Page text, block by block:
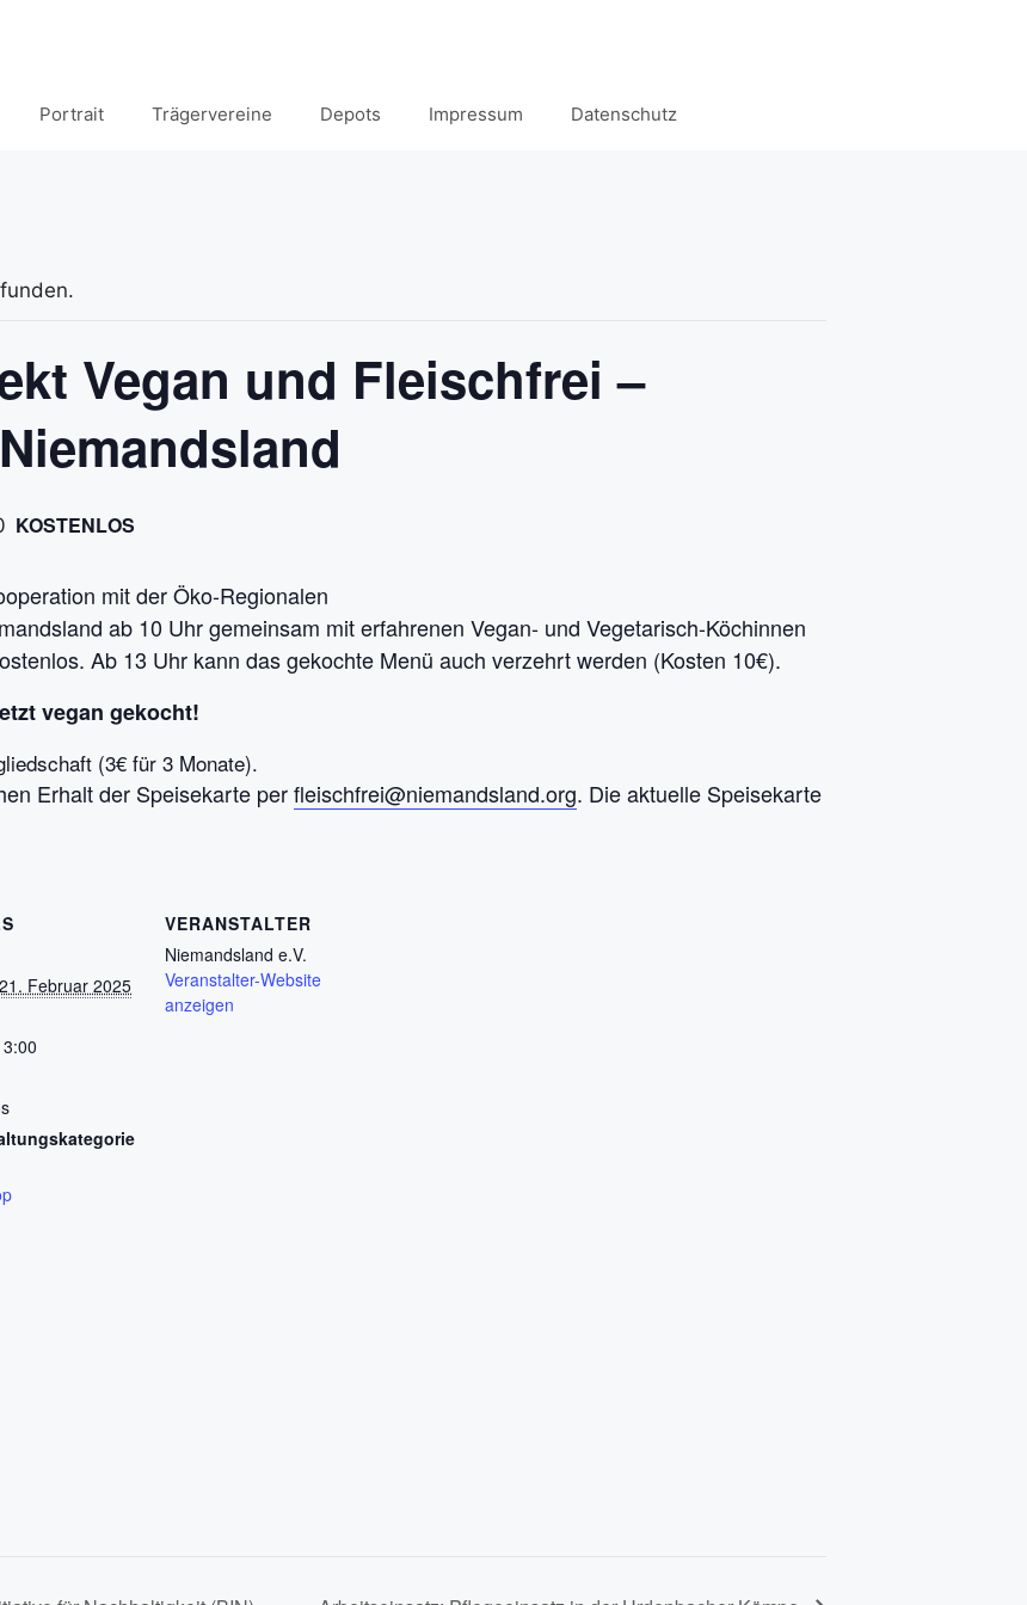
Portrait Trägervereine Depots Impressum Datenschutz
Vegan und Fleischfrei –
KOSTENLOS
mit der Öko-Regionalen
ab 10 Uhr gemeinsam mit erfahrenen Vegan- und Vegetarisch-Köchinnen
Ab 13 Uhr kann das gekochte Menü auch verzehrt werden (Kosten 10€).
vegan gekocht!
(3€ für 3 Monate).
Erhalt der Speisekarte perfleischfrei@niemandsland.org. Die aktuelle Speisekarte
Februar 2025
VERANSTALTER
Niemandsland e.V.
Veranstalter-Website
anzeigen